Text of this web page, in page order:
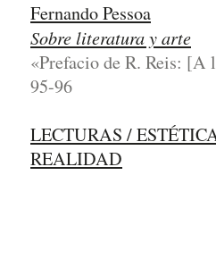
Fernando Pessoa
Sobre literatura y arte
«Prefacio de R. Reis: [A
95-96
LECTURAS /
REALIDAD